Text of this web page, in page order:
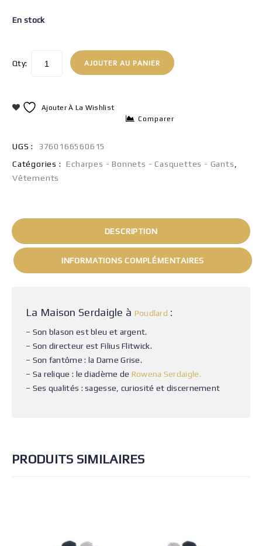
En stock
Qty: AJOUTER AU PANIER
Ajouter À La Wishlist
Comparer
UGS :
3760166560615
Catégories :
Echarpes - Bonnets - Casquettes - Gants
Vêtements
DESCRIPTION
INFORMATIONS COMPLÉMENTAIRES
La Maison Serdaigle à Poudlard :
– Son blason est bleu et argent.
– Son directeur est Filius Flitwick.
– Son fantôme : la Dame Grise.
– Sa relique : le diadème de Rowena Serdaigle.
– Ses qualités : sagesse, curiosité et discernement
PRODUITS SIMILAIRES